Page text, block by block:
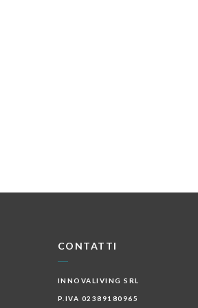
CONTATTI
INNOVALIVING SRL
P.IVA 02389180965